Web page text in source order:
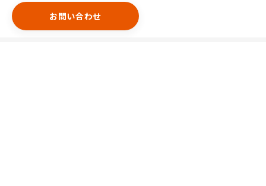
お問い合わせ